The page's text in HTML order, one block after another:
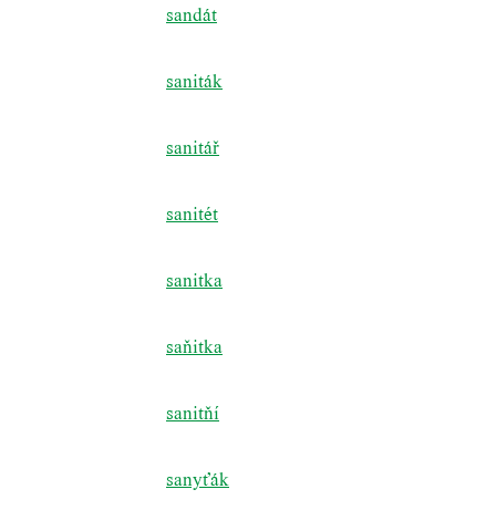
sandát
saniták
sanitář
sanitét
sanitka
saňitka
sanitňí
sanyťák